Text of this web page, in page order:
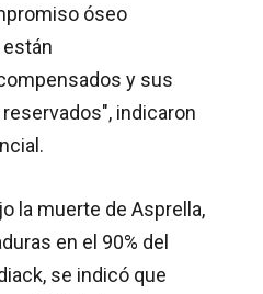
óseo
y sus
indicaron
la muerte de Asprella,
en el 90% del
se indicó que